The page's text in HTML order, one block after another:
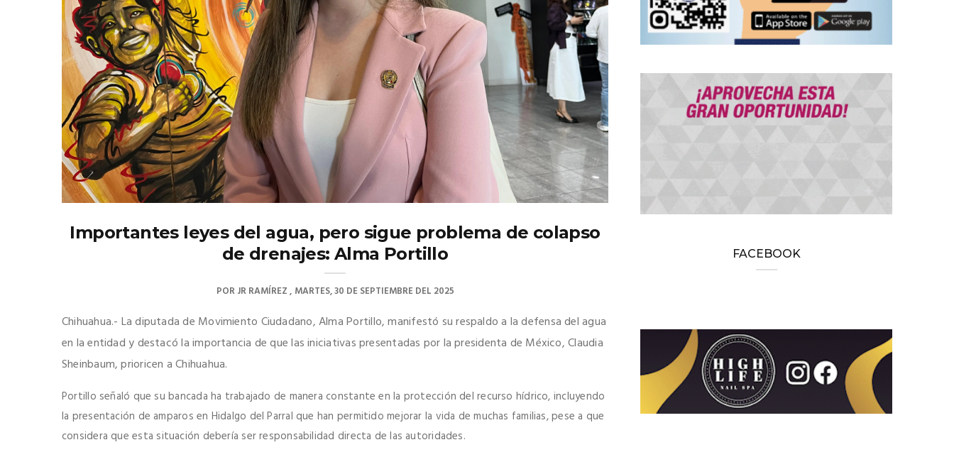
Importantes leyes del agua, pero sigue problema de colapso
de drenajes: Alma Portillo
PORJR RAMÍREZ MARTES, 30 DE SEPTIEMBRE DEL 2025
Chihuahua.- La diputada de Movimiento Ciudadano, Alma Portillo, manifestó su respaldo a la defensa del agua
en la entidad y destacó la importancia de que las iniciativas presentadas por la presidenta de México, Claudia
Sheinbaum, prioricen a Chihuahua.
Portillo señaló que su bancada ha trabajado de manera constante en la protección del recurso hídrico, incluyendo
la presentación de amparos en Hidalgo del Parral que han permitido mejorar la vida de muchas familias, pese a que
considera que esta situación debería ser responsabilidad directa de las autoridades.
FACEBOOK